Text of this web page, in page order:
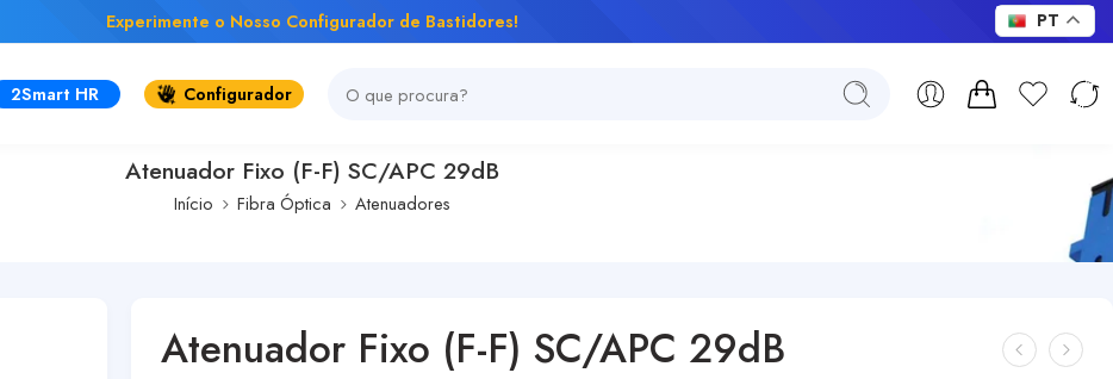
Experimente o Nosso Configurador de Bastidores!
2Smart HR Configurador
Atenuador Fixo (F-F) SC/APC 29dB
Início Fibra Óptica Atenuadores
Atenuador Fixo (F-F) SC/APC 29dB
PT